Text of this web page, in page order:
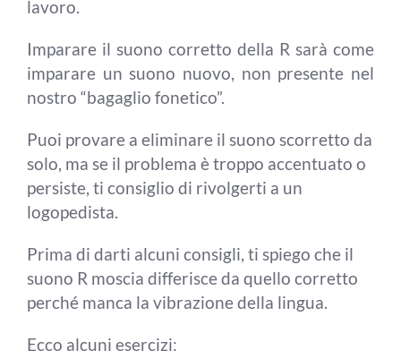
lavoro.
Imparare il suono corretto della R sarà come
imparare un suono nuovo, non presente nel
nostro “bagaglio fonetico”.
Puoi provare a eliminare il suono scorretto da
solo, ma se il problema è troppo accentuato o
persiste, ti consiglio di rivolgerti a un
logopedista.
Prima di darti alcuni consigli, ti spiego che il
suono R moscia differisce da quello corretto
perché manca la vibrazione della lingua.
Ecco alcuni esercizi: